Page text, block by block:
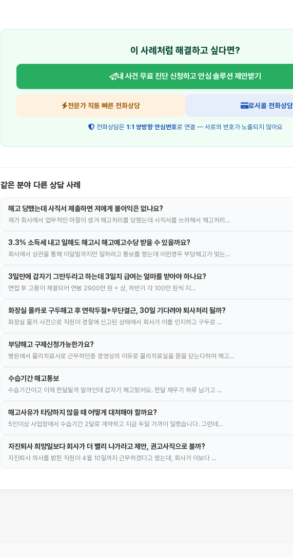
이 사례처럼 해결하고 싶다면?
내 사건 무료 진단 신청하고안심 솔루션 제안받기
전문가 직통 빠른 전화상담 로시콜 전화상
전화상담은 1:1 양방향 안심번호로 연결 — 서로의 번호가 노출되지 않아요
같은 분야 다른 상담 사례
해고 당했는데 사직서 제출하면 저에게 불이익은 없나요?
제가 회사에서 업무적인 마찰이 생겨 해고처리를 당했는데 사직서를 쓰라해서 해고처리…
3.3% 소득세 내고 일해도 해고시 해고예고수당 받을 수 있을까요?
회사에서 상관을 통해 이달말까지만 일하라고 통보를 했는데 이런경우 부당해고가 맞는…
3일만에 갑자기 그만두라고 하는데 3일치 급여는 얼마를 받아야 하나요?
면접 후 고용이 체결되어 연봉 2900만 원 + 상, 하반기 각 100만 원씩 지…
화장실 몰카로 구두해고 후 연락두절+무단결근, 30일 기다려야 퇴사처리 될까?
화장실 몰카 사건으로 직원이 경찰에 신고된 상태에서 회사가 이를 인지하고 구두로 …
부당해고 구제신청가능한가요?
병원에서 물리치료사로 근무하던중 경영상의 이유로 물리치료실을 묻을 닫는다하여 해고…
수습기간 해고통보
수습기간이고 이제 한달될까 말까인데 갑자기 해고됬어요. 한달 채우기 하루 남기고 …
해고사유가 타당하지 않을 때 어떻게 대처해야 할까요?
5인이상 사업장에서 수습기간 2달로 계약하고 지금 두달 가까이 일했습니다. 그런데…
자진퇴사 희망일보다 회사가 더 빨리 나가라고 제안, 권고사직으로 볼까?
자진퇴사 의사를 밝힌 직원이 4월 10일까지 근무하겠다고 했는데, 회사가 이보다 …